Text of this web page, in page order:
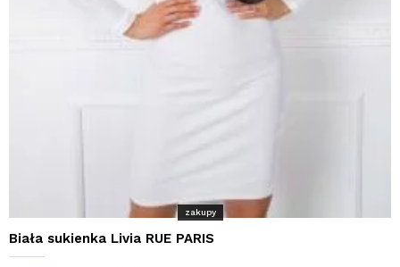
zakupy
Biała sukienka Livia RUE PARIS